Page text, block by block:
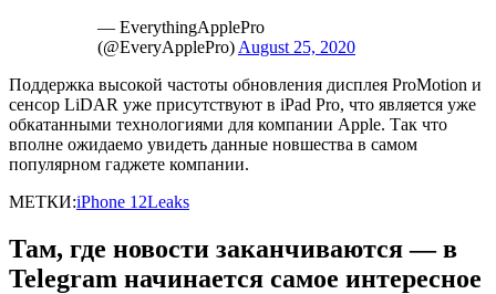
— EverythingApplePro
(@EveryApplePro) August 25, 2020
Поддержка высокой частоты обновления дисплея ProMotion и
сенсор LiDAR уже присутствуют в iPad Pro, что является уже
обкатанными технологиями для компании Apple. Так что
вполне ожидаемо увидеть данные новшества в самом
популярном гаджете компании.
МЕТКИ:iPhone 12Leaks
Там, где новости заканчиваются — в
Telegram начинается самое интересное